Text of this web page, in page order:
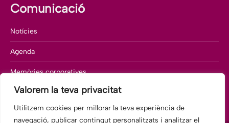
Valorem la teva privacitat
Utilitzem cookies per millorar la teva experiència de
navegació, publicar contingut personalitzats i analitzar el
Comunicació
Notícies
Agenda
Memòries corporatives
Departament de comunicació